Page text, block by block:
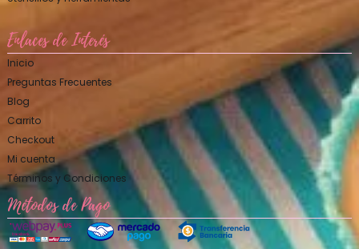
Enlaces de Interés
Inicio
Preguntas Frecuentes
Blog
Carrito
Checkout
Mi cuenta
Términos y Condiciones
Métodos de Pago